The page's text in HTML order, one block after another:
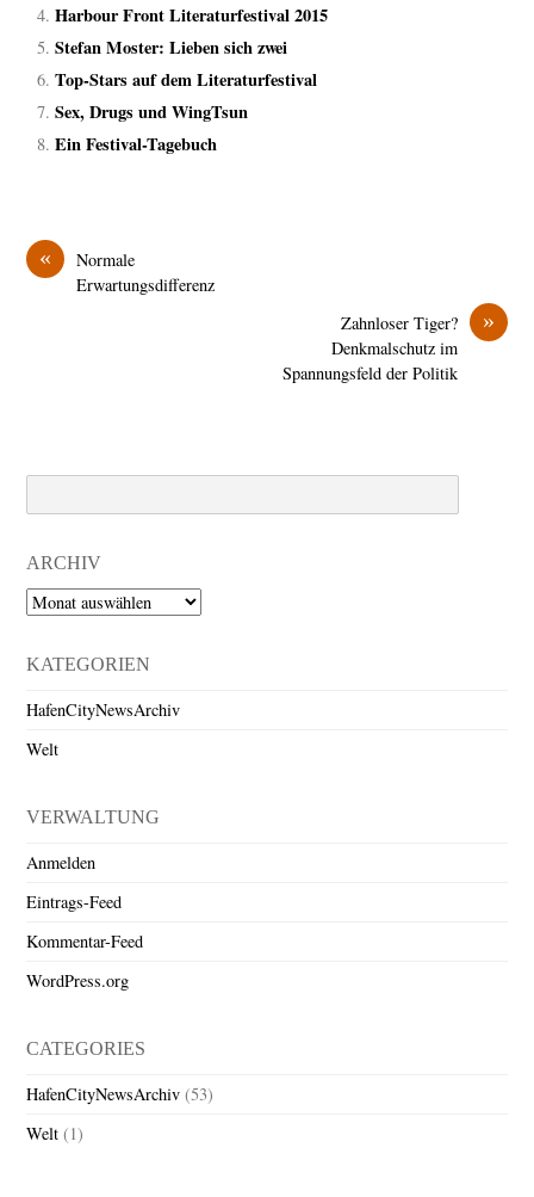
Harbour Front Literaturfestival 2015
Stefan Moster: Lieben sich zwei
Top-Stars auf dem Literaturfestival
Sex, Drugs und WingTsun
Ein Festival-Tagebuch
«
Normale
Erwartungsdifferenz
»
Zahnloser Tiger?
Denkmalschutz im
Spannungsfeld der Politik
ARCHIV
Archiv
KATEGORIEN
HafenCityNewsArchiv
Welt
VERWALTUNG
Anmelden
Eintrags-Feed
Kommentar-Feed
WordPress.org
CATEGORIES
HafenCityNewsArchiv (53)
Welt (1)